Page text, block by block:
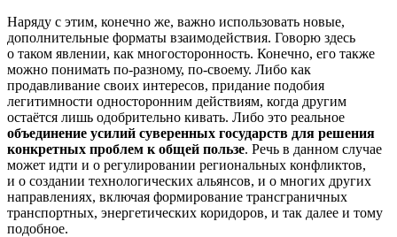
Наряду с этим, конечно же, важно использовать новые,
дополнительные форматы взаимодействия. Говорю здесь
о таком явлении, как многосторонность. Конечно, его также
можно понимать по-разному, по-своему. Либо как
продавливание своих интересов, придание подобия
легитимности односторонним действиям, когда другим
остаётся лишь одобрительно кивать. Либо это реальное
объединение усилий суверенных государств для решения
конкретных проблем к общей пользе. Речь в данном случае
может идти и о регулировании региональных конфликтов,
и о создании технологических альянсов, и о многих других
направлениях, включая формирование трансграничных
транспортных, энергетических коридоров, и так далее и тому
подобное.